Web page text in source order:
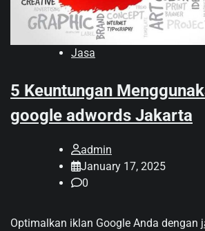
Jasa
5 Keuntungan
google adwords Jakarta
admin
January 17, 2025
0
Optimalkan iklan Google Anda dengan